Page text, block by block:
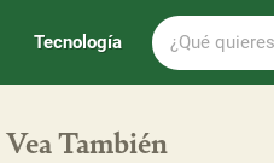
Tecnología
¿Qué
quieres
saber
Vea También